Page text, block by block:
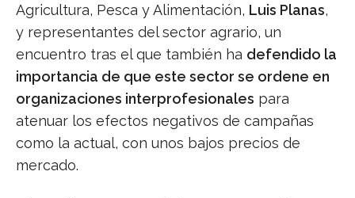
Agricultura, Pesca y Alimentación, Luis Planas,
y representantes del sector agrario, un
encuentro tras el que también ha defendido la
importancia de que este sector se ordene en
organizaciones interprofesionales para
atenuar los efectos negativos de campañas
como la actual, con unos bajos precios de
mercado.